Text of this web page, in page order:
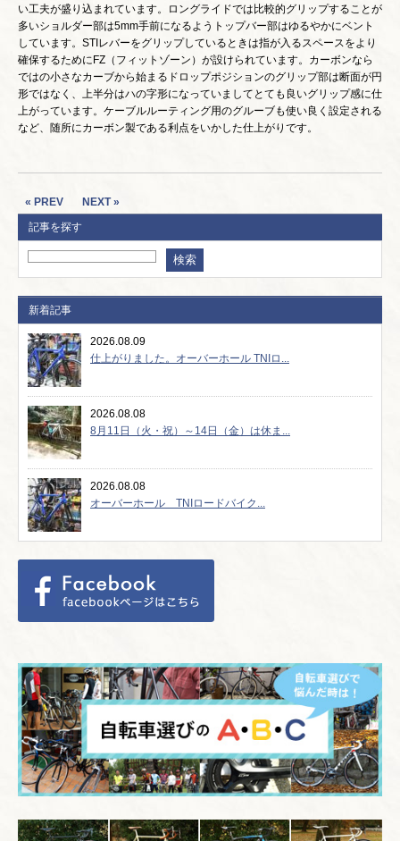
い工夫が盛り込まれています。ロングライドでは比較的グリップすることが
多いショルダー部は5mm手前になるようトップバー部はゆるやかにベント
しています。STIレバーをグリップしているときは指が入るスペースをより
確保するためにFZ（フィットゾーン）が設けられています。カーボンなら
ではの小さなカーブから始まるドロップポジションのグリップ部は断面が円
形ではなく、上半分はハの字形になっていましてとても良いグリップ感に仕
上がっています。ケーブルルーティング用のグルーブも使い良く設定される
など、随所にカーボン製である利点をいかした仕上がりです。
« PREV
NEXT »
記事を探す
新着記事
2026.08.09
仕上がりました。オーバーホール TNIロ...
2026.08.08
8月11日（火・祝）～14日（金）は休ま...
2026.08.08
オーバーホール TNIロードバイク...